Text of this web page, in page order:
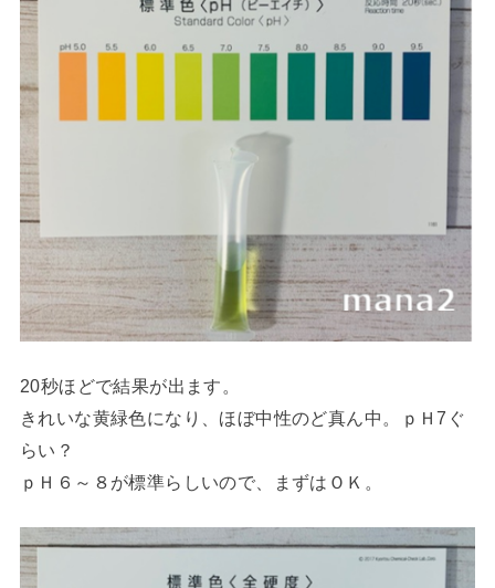
20秒ほどで結果が出ます。
きれいな黄緑色になり、ほぼ中性のど真ん中。ｐＨ7ぐ
らい？
ｐＨ６～８が標準らしいので、まずはＯＫ。